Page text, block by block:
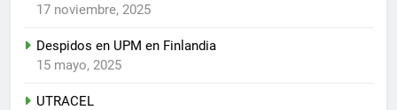
17 noviembre, 2025
Despidos en UPM en Finlandia
15 mayo, 2025
UTRACEL